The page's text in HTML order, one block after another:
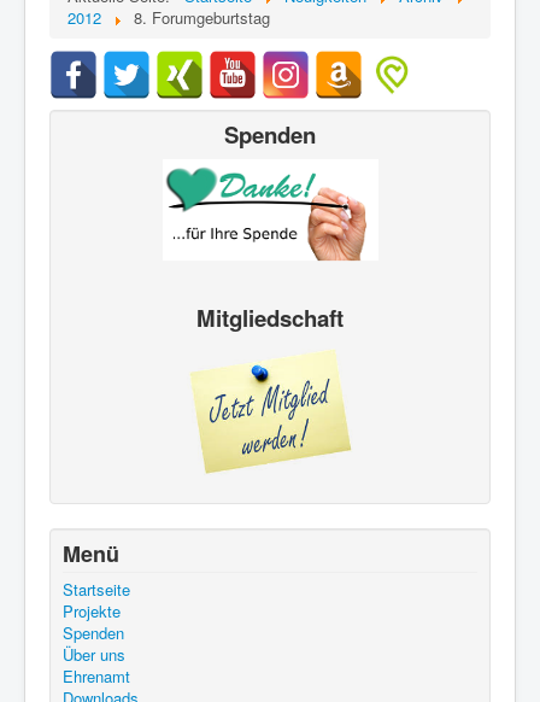
2012
8. Forumgeburtstag
Spenden
Mitgliedschaft
Menü
Startseite
Projekte
Spenden
Über uns
Ehrenamt
Downloads